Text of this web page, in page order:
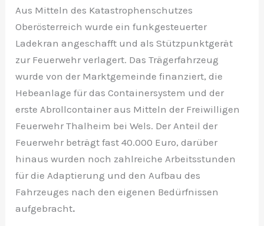
Aus Mitteln des Katastrophenschutzes
Oberösterreich wurde ein funkgesteuerter
Ladekran angeschafft und als Stützpunktgerät
zur Feuerwehr verlagert. Das Trägerfahrzeug
wurde von der Marktgemeinde finanziert, die
Hebeanlage für das Containersystem und der
erste Abrollcontainer aus Mitteln der Freiwilligen
Feuerwehr Thalheim bei Wels. Der Anteil der
Feuerwehr beträgt fast 40.000 Euro, darüber
hinaus wurden noch zahlreiche Arbeitsstunden
für die Adaptierung und den Aufbau des
Fahrzeuges nach den eigenen Bedürfnissen
aufgebracht.